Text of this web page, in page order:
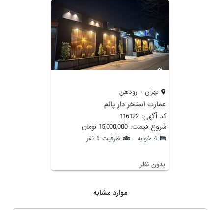
تهران - رودهن
عمارت استخر دار پالم
کد آگهی: 116122
شروع قیمت: 15,000,000 تومان
4 خوابه ظرفیت 6 نفر
بدون نظر
موارد مشابه